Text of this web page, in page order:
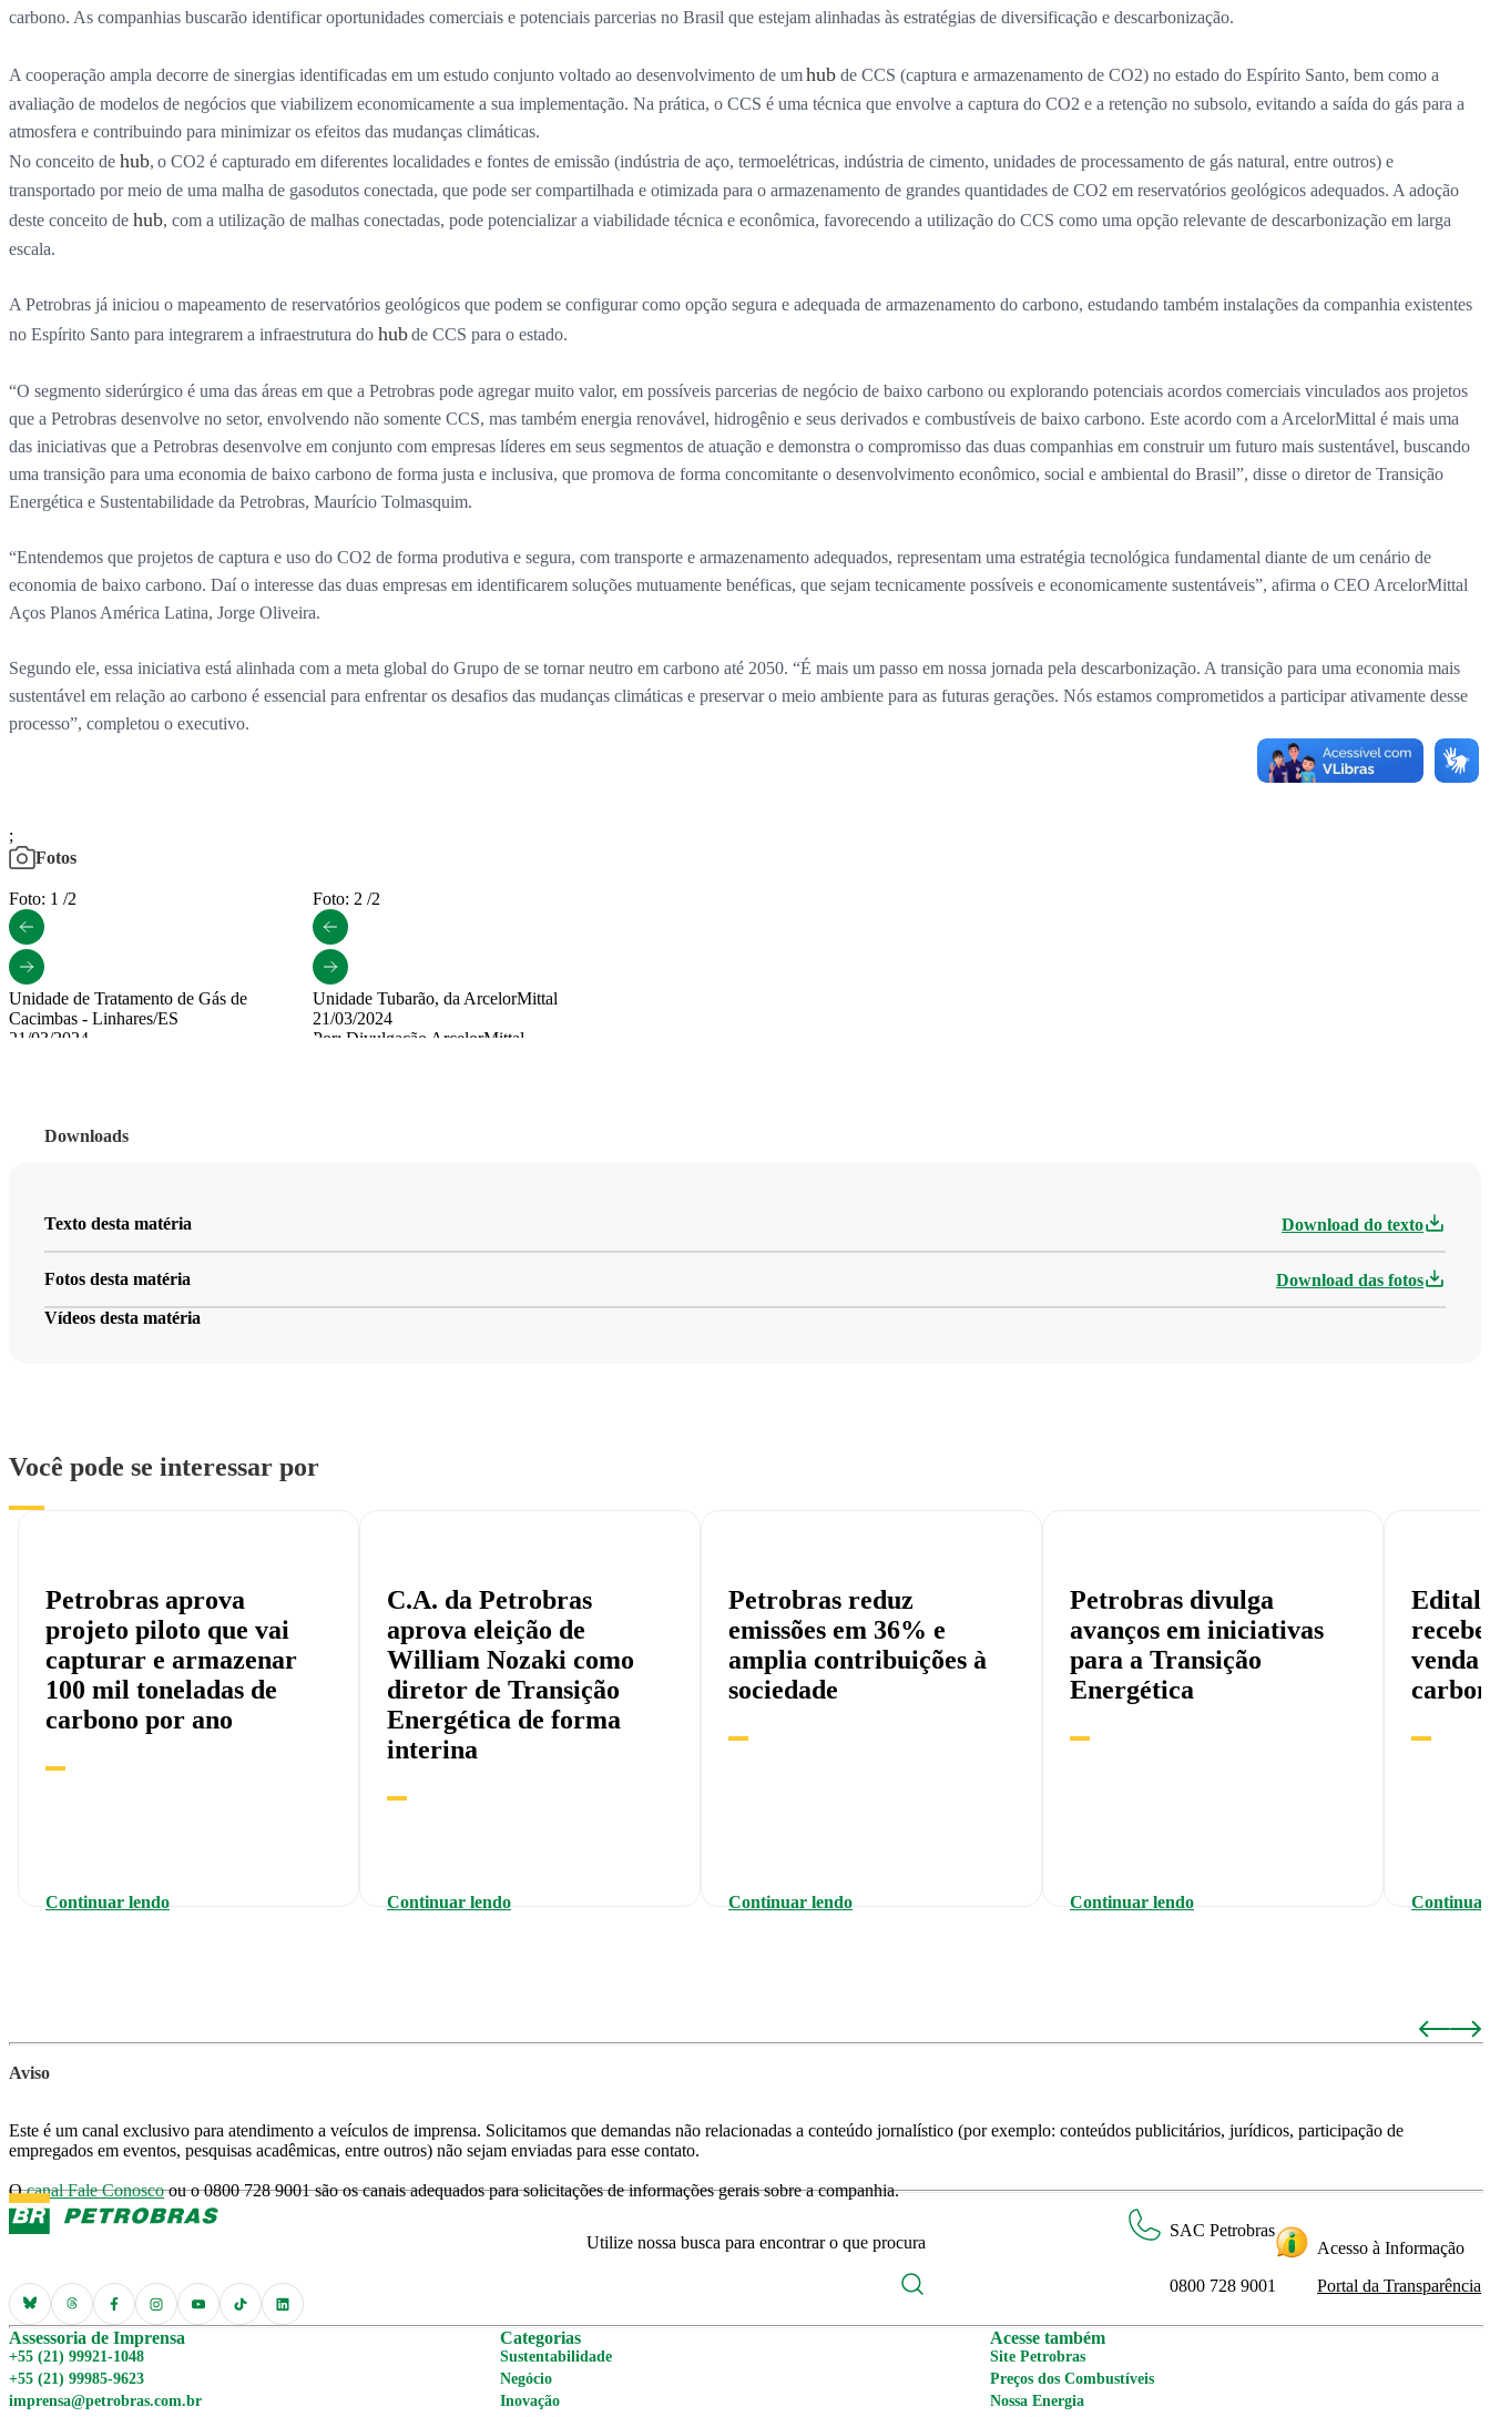
carbono. As companhias buscarão identificar oportunidades comerciais e potenciais parcerias no Brasil que estejam alinhadas às estratégias de diversificação e descarbonização.
A cooperação ampla decorre de sinergias identificadas em um estudo conjunto voltado ao desenvolvimento de umhub de CCS (captura e armazenamento de CO2) no estado do Espírito Santo, bem como a
avaliação de modelos de negócios que viabilizem economicamente a sua implementação. Na prática, o CCS é uma técnica que envolve a captura do CO2 e a retenção no subsolo, evitando a saída do gás para a
atmosfera e contribuindo para minimizar os efeitos das mudanças climáticas.
No conceito de hub, o CO2 é capturado em diferentes localidades e fontes de emissão (indústria de aço, termoelétricas, indústria de cimento, unidades de processamento de gás natural, entre outros) e
transportado por meio de uma malha de gasodutos conectada, que pode ser compartilhada e otimizada para o armazenamento de grandes quantidades de CO2 em reservatórios geológicos adequados. A adoção
deste conceito de hub, com a utilização de malhas conectadas, pode potencializar a viabilidade técnica e econômica, favorecendo a utilização do CCS como uma opção relevante de descarbonização em larga
escala.
A Petrobras já iniciou o mapeamento de reservatórios geológicos que podem se configurar como opção segura e adequada de armazenamento do carbono, estudando também instalações da companhia existentes
no Espírito Santo para integrarem a infraestrutura do hubde CCS para o estado.
“O segmento siderúrgico é uma das áreas em que a Petrobras pode agregar muito valor, em possíveis parcerias de negócio de baixo carbono ou explorando potenciais acordos comerciais vinculados aos projetos
que a Petrobras desenvolve no setor, envolvendo não somente CCS, mas também energia renovável, hidrogênio e seus derivados e combustíveis de baixo carbono. Este acordo com a ArcelorMittal é mais uma
das iniciativas que a Petrobras desenvolve em conjunto com empresas líderes em seus segmentos de atuação e demonstra o compromisso das duas companhias em construir um futuro mais sustentável, buscando
uma transição para uma economia de baixo carbono de forma justa e inclusiva, que promova de forma concomitante o desenvolvimento econômico, social e ambiental do Brasil”, disse o diretor de Transição
Energética e Sustentabilidade da Petrobras, Maurício Tolmasquim.
“Entendemos que projetos de captura e uso do CO2 de forma produtiva e segura, com transporte e armazenamento adequados, representam uma estratégia tecnológica fundamental diante de um cenário de
economia de baixo carbono. Daí o interesse das duas empresas em identificarem soluções mutuamente benéficas, que sejam tecnicamente possíveis e economicamente sustentáveis”, afirma o CEO ArcelorMittal
Aços Planos América Latina, Jorge Oliveira.
Segundo ele, essa iniciativa está alinhada com a meta global do Grupo de se tornar neutro em carbono até 2050. “É mais um passo em nossa jornada pela descarbonização. A transição para uma economia mais
sustentável em relação ao carbono é essencial para enfrentar os desafios das mudanças climáticas e preservar o meio ambiente para as futuras gerações. Nós estamos comprometidos a participar ativamente desse
processo”, completou o executivo.
;
Fotos
Foto: 1 /2
Unidade de Tratamento de Gás de
Cacimbas - Linhares/ES
21/03/2024
O uso deste material é autorizado apenas
para fins editoriais.
Foto: 2 /2
Unidade Tubarão, da ArcelorMittal
21/03/2024
Por: Divulgação ArcelorMittal
Downloads
Texto desta matéria Download do texto
Fotos desta matéria Download das fotos
Vídeos desta matéria
Você pode se interessar por
Petrobras aprova
projeto piloto que vai
capturar e armazenar
100 mil toneladas de
carbono por ano
Continuar lendo
C.A. da Petrobras
aprova eleição de
William Nozaki como
diretor de Transição
Energética de forma
interina
Continuar lendo
Petrobras reduz
emissões em 36% e
amplia contribuições à
sociedade
Continuar lendo
Petrobras divulga
avanços em iniciativas
para a Transição
Energética
Continuar lendo
Edital
venda
Aviso
Este é um canal exclusivo para atendimento a veículos de imprensa. Solicitamos que demandas não relacionadas a conteúdo jornalístico (por exemplo: conteúdos publicitários, jurídicos, participação de
empregados em eventos, pesquisas acadêmicas, entre outros) não sejam enviadas para esse contato.
Ocanal Fale Conoscoou o 0800 728 9001 são os canais adequados para solicitações de informações gerais sobre a companhia.
Utilize nossa busca para encontrar o que procura
SAC Petrobras
0800 728 9001
Acesso à Informação
Portal da Transparência
Assessoria de Imprensa
+55 (21) 99921-1048
+55 (21) 99985-9623
imprensa@petrobras.com.br
Categorias
Sustentabilidade
Negócio
Inovação
Acesse também
Site Petrobras
Preços dos Combustíveis
Nossa Energia